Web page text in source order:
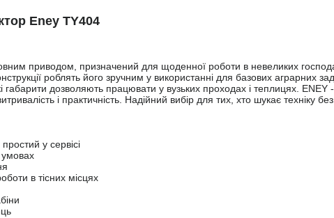
Eney TY404
приводом, призначений для щоденної роботи в невеликих
роблять його зручним у використанні для базових аграрних
габарити дозволяють працювати у вузьких проходах і теплицях. ENEY
і практичність. Надійний вибір для тих, хто шукає техніку
у сервісі
умовах
в тісних місцях